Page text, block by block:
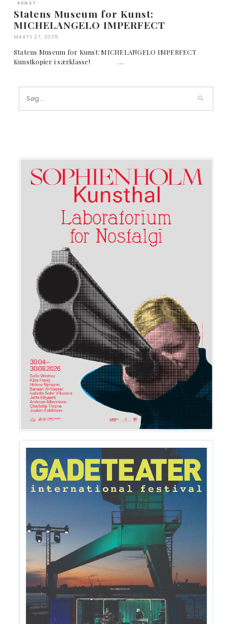
KUNST
Statens Museum for Kunst:
MICHELANGELO IMPERFECT
MARTS 27, 2025
Statens Museum for Kunst: MICHELANGELO IMPERFECT
Kunstkopier i særklasse! …